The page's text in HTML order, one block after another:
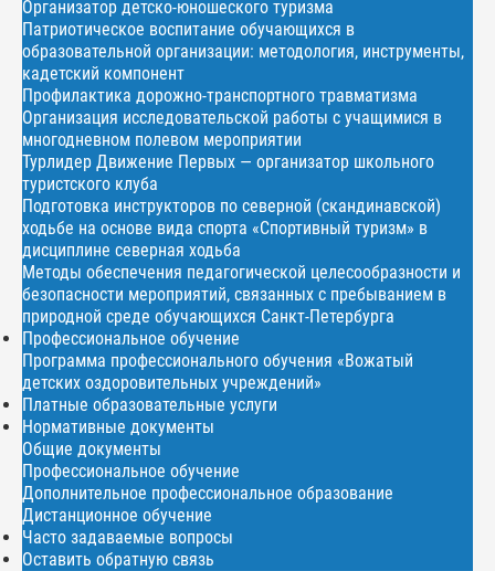
Организатор детско-юношеского туризма
Патриотическое воспитание обучающихся в
образовательной организации: методология, инструменты,
кадетский компонент
Профилактика дорожно-транспортного травматизма
Организация исследовательской работы с учащимися в
многодневном полевом мероприятии
Турлидер Движение Первых — организатор школьного
туристского клуба
Подготовка инструкторов по северной (скандинавской)
ходьбе на основе вида спорта «Спортивный туризм» в
дисциплине северная ходьба
Методы обеспечения педагогической целесообразности и
безопасности мероприятий, связанных с пребыванием в
природной среде обучающихся Санкт-Петербурга
Профессиональное обучение
Программа профессионального обучения «Вожатый
детских оздоровительных учреждений»
Платные образовательные услуги
Нормативные документы
Общие документы
Профессиональное обучение
Дополнительное профессиональное образование
Дистанционное обучение
Часто задаваемые вопросы
Оставить обратную связь